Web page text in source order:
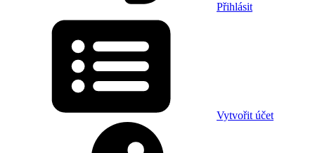
Přihlásit
Vytvořit účet